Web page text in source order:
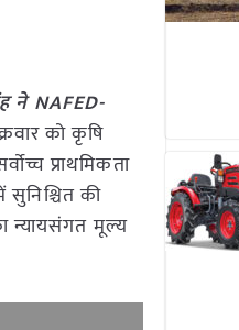
ने NAFED-
को कृषि
प्राथमिकता
की
न्यायसंगत मूल्य